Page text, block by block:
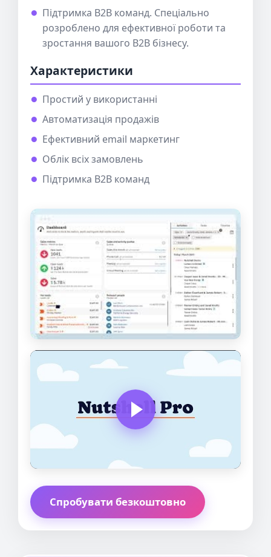
Підтримка B2B команд. Спеціально
розроблено для ефективної роботи та
зростання вашого B2B бізнесу.
Характеристики
Простий у використанні
Автоматизація продажів
Ефективний email маркетинг
Облік всіх замовлень
Підтримка B2B команд
Спробувати безкоштовно